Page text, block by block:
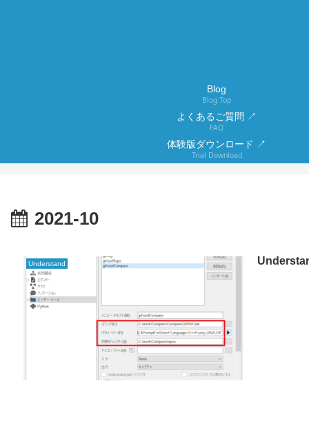
Blog
Blog Top
よくあるご質問 ↗
FAQ
体験版ダウンロード ↗
Trial Download
2021-10
Understand